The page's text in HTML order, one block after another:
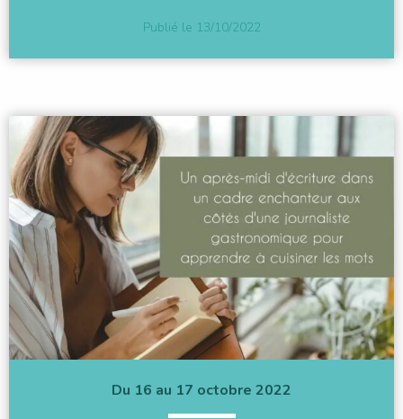
Publié le 13/10/2022
Du 16 au 17 octobre 2022